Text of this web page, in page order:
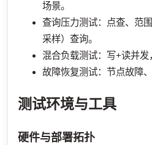
场景。
查询压力测试：点查、范
采样）查询。
混合负载测试：写+读并发
故障恢复测试：节点故障
测试环境与工具
硬件与部署拓扑